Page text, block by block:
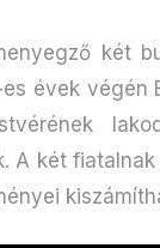
két
évek végén
A két